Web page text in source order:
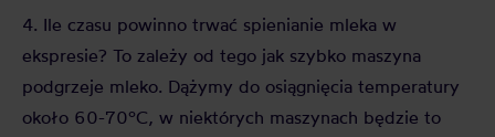
4. Ile czasu powinno trwać spienianie mleka w
ekspresie? To zależy od tego jak szybko maszyna
podgrzeje mleko. Dążymy do osiągnięcia temperatury
około 60-70ºC, w niektórych maszynach będzie to